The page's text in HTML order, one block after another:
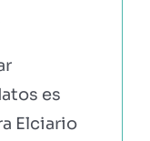
es
Elciario